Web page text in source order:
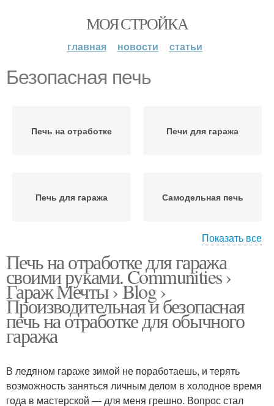
МОЯ СТРОЙКА
главная новости статьи
Безопасная печь
Печь на отработке Печи для гаража
Печь для гаража Самодельная печь
Самодельные печи
Показать все
Печь на отработке для гаража
своими руками. Communities ›
Гараж Мечты › Blog ›
Производительная и безопасная
печь на отработке для обычного
гаража
В ледяном гараже зимой не поработаешь, и терять
возможность заняться личным делом в холодное время
года в мастерской — для меня грешно. Вопрос стал